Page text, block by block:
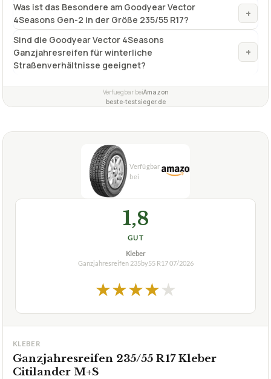
Was ist das Besondere am Goodyear Vector
4Seasons Gen-2 in der Größe 235/55 R17?
+
Sind die Goodyear Vector 4Seasons
Ganzjahresreifen für winterliche
Straßenverhältnisse geeignet?
+
Verfuegbar beiAmazon
beste-testsieger.de
1,8
GUT
Kleber
Ganzjahresreifen 235by55 R1707/2026
★★★★★
KLEBER
Ganzjahresreifen 235/55 R17 Kleber
Citilander M+S